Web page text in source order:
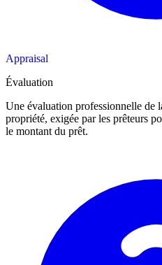
Appraisal
Évaluation
Une évaluation professionnelle de
propriété, exigée par les prêteurs
le montant du prêt.